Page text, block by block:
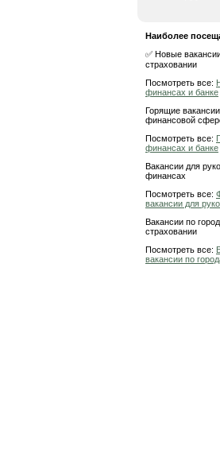
Наиболее
✅ Новые
страховании
Посмотреть все:
финансах и банке
Горящие
финансовой
Посмотреть все:
финансах и банке
Вакансии для
финансах
Посмотреть все:
вакансии для
Вакансии по
страховании
Посмотреть все:
вакансии по